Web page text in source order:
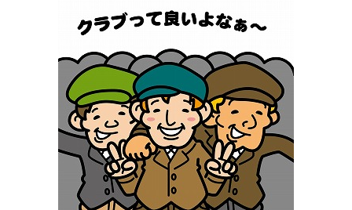
総合型選抜・学校推薦型選抜 募
大学入学共通テスト利用選抜の
募集要項＆願書
過去問題集
大学・短大以外の資料から請求
専門学校の資料請求 大学院の資料請求
留学・進学関連、塾・予備校
大学入学共通テスト「受験案
内」の請求